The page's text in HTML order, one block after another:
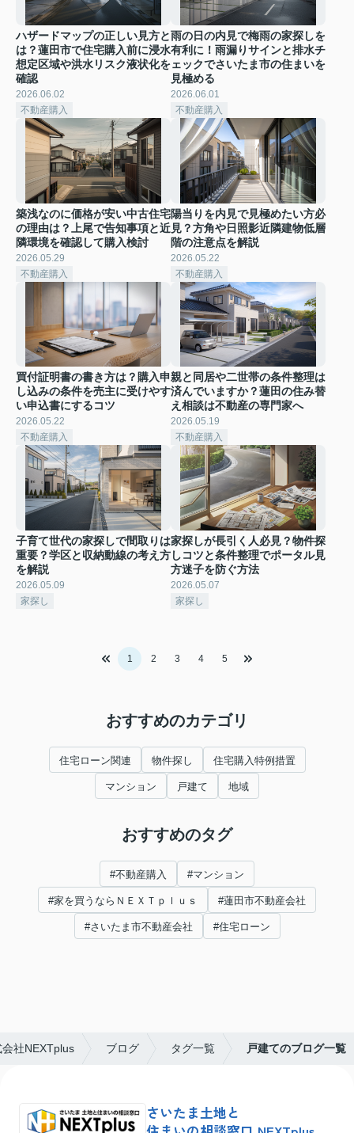
ハザードマップの正しい見方と
は？蓮田市で住宅購入前に浸水
想定区域や洪水リスク液状化を
確認
2026.06.02
不動産購入
雨の日の内見で梅雨の家探しを
有利に！雨漏りサインと排水チ
ェックでさいたま市の住まいを
見極める
2026.06.01
不動産購入
築浅なのに価格が安い中古住宅
の理由は？上尾で告知事項と近
隣環境を確認して購入検討
2026.05.29
不動産購入
陽当りを内見で見極めたい方必
見？方角や日照影近隣建物低層
階の注意点を解説
2026.05.22
不動産購入
買付証明書の書き方は？購入申
し込みの条件を売主に受けやす
い申込書にするコツ
2026.05.22
不動産購入
親と同居や二世帯の条件整理は
済んでいますか？蓮田の住み替
え相談は不動産の専門家へ
2026.05.19
不動産購入
子育て世代の家探しで間取りは
重要？学区と収納動線の考え方
を解説
2026.05.09
家探し
家探しが長引く人必見？物件探
しコツと条件整理でポータル見
方迷子を防ぐ方法
2026.05.07
家探し
1 2 3 4 5
おすすめのカテゴリ
住宅ローン関連 物件探し 住宅購入特例措置
マンション 戸建て 地域
おすすめのタグ
#不動産購入 #マンション
#家を買うならＮＥＸＴｐｌｕｓ #蓮田市不動産会社
#さいたま市不動産会社 #住宅ローン
社NEXTplus ブログ タグ一覧 戸建てのブログ一覧
さいたま土地と